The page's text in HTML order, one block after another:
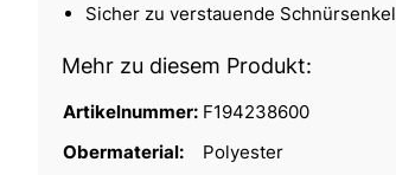
Sicher zu verstauende Schnürsenkel
Mehr zu diesem Produkt:
Artikelnummer: F194238600
Obermaterial:
Polyester